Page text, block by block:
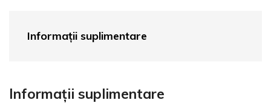
Informații suplimentare
Informații suplimentare